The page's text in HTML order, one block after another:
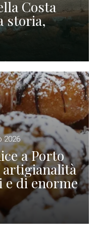
Costa
storia,
2026
a Porto
artigianalità
di enorme